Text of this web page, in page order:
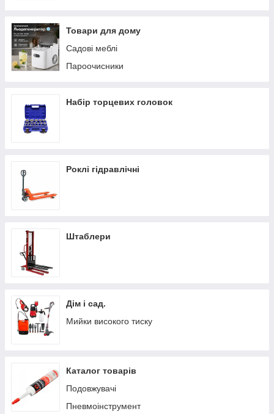
Товари для дому
Садові меблі
Пароочисники
Набір торцевих головок
Роклі гідравлічні
Штаблери
Дім і сад.
Мийки високого тиску
Каталог товарів
Подовжувачі
Пневмоінструмент